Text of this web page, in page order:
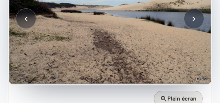
Plein écran